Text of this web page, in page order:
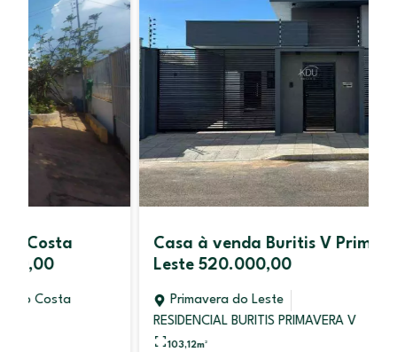
Casa à venda Buritis V Primavera do
Leste 520.000,00
Primavera do Leste
RESIDENCIAL BURITIS PRIMAVERA V